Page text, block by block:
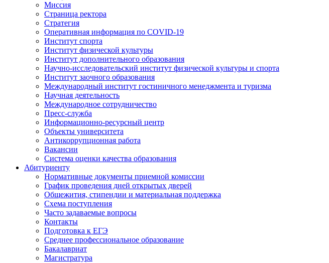
Миссия
Страница ректора
Стратегия
Оперативная информация по COVID-19
Институт спорта
Институт физической культуры
Институт дополнительного образования
Научно-исследовательский институт физической культуры и спорта
Институт заочного образования
Международный институт гостиничного менеджмента и туризма
Научная деятельность
Международное сотрудничество
Пресс-служба
Информационно-ресурсный центр
Объекты университета
Антикоррупционная работа
Вакансии
Система оценки качества образования
Абитуриенту
Нормативные документы приемной комиссии
График проведения дней открытых дверей
Общежития, стипендии и материальная поддержка
Схема поступления
Часто задаваемые вопросы
Контакты
Подготовка к ЕГЭ
Среднее профессиональное образование
Бакалавриат
Магистратура